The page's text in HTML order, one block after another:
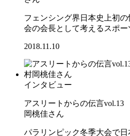
フェンシング界日本史上初
会の会長として考えるスポー
2018.11.10
インタビュー
アスリートからの伝言
岡桃佳さん
パラリンピック冬季大会で